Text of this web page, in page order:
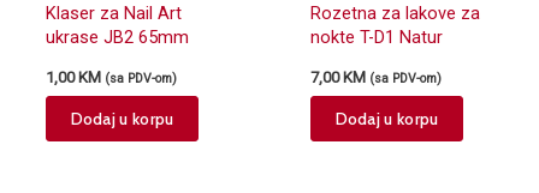
Klaser za Nail Art
ukrase JB2 65mm
1,00 KM (sa PDV-om)
Dodaj u korpu
Rozetna za lakove za
nokte T-D1 Natur
7,00 KM (sa PDV-om)
Dodaj u korpu